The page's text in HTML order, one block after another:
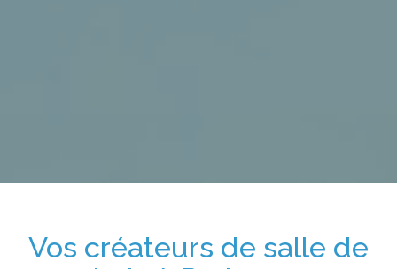
Vos créateurs de salle de